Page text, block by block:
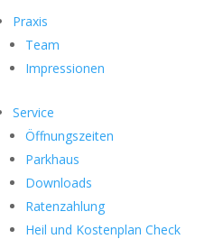
Praxis
Team
Impressionen
Service
Öffnungszeiten
Parkhaus
Downloads
Ratenzahlung
Heil und Kostenplan Check